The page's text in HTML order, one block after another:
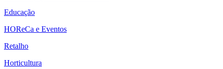
Educação
HOReCa e Eventos
Retalho
Horticultura